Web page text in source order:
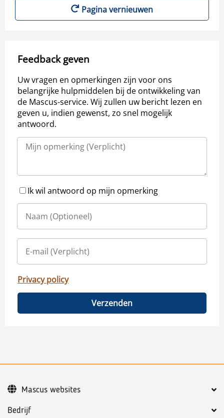
Pagina vernieuwen
Feedback geven
Uw vragen en opmerkingen zijn voor ons
belangrijke hulpmiddelen bij de ontwikkeling van
de Mascus-service. Wij zullen uw bericht lezen en
geven u, indien gewenst, zo snel mogelijk
antwoord.
Ik wil antwoord op mijn opmerking
Privacy policy
Verzenden
Bedrijf
Mascus websites